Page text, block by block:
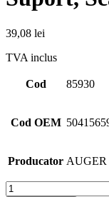
39,08 lei
TVA inclus
Cod 85930
Cod OEM
Producator
Cantitate